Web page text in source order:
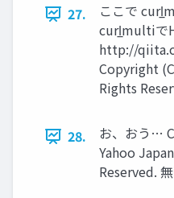
27.
ここで
curl̲multiで
http://
Copyright
Rights
28.
お、おう…
Yahoo
Reserved.